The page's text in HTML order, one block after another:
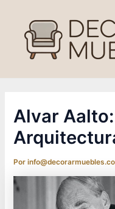
contenido
Alvar
Por